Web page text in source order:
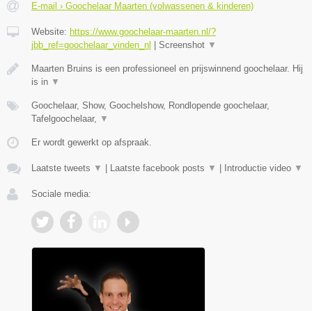
E-mail › Goochelaar Maarten (volwassenen & kinderen)
Website: https://www.goochelaar-maarten.nl/?
jbb_ref=goochelaar_vinden_nl
Screenshot ▼
Maarten Bruins is een professioneel en prijswinnend goochelaar. Hij
is in ▼
Goochelaar, Show, Goochelshow, Rondlopende goochelaar,
Tafelgoochelaar, ▼
Er wordt gewerkt op afspraak.
Laatste tweets ▼ Laatste facebook posts ▼ Introductie video ▼
Sociale media: